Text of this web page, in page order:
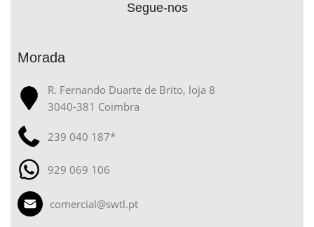
Segue-nos
Morada
R. Fernando Duarte de Brito, loja 8
3040-381 Coimbra
239 040 187*
929 069 106
comercial@swtl.pt